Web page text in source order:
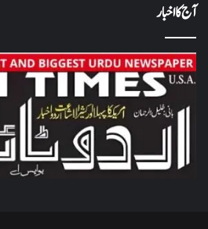
آج کا اخبار